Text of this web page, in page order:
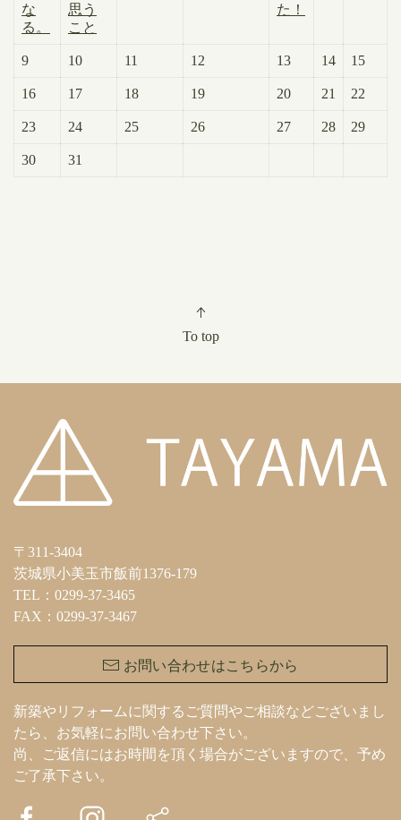
な
る。
思う
こと
た！
9 10 11 12 13 14 15
16 17 18 19 20 21 22
23 24 25 26 27 28 29
30 31
To top
〒311-3404
茨城県小美玉市飯前1376-179
TEL：0299-37-3465
FAX：0299-37-3467
お問い合わせはこちらから
新築やリフォームに関するご質問やご相談などございまし
たら、お気軽にお問い合わせ下さい。
尚、ご返信にはお時間を頂く場合がございますので、予め
ご了承下さい。